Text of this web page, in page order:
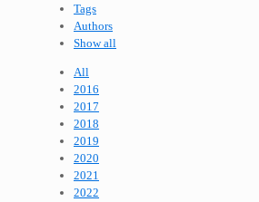
Tags
Authors
Show all
All
2016
2017
2018
2019
2020
2021
2022